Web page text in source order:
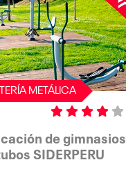
(*)
(*)
(*)
(*)
( )
de gimnasios
SIDERPERU
METÁLICA